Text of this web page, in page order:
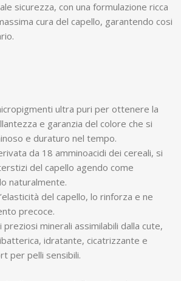
sicurezza, con una formulazione ricca
cura del capello, garantendo cosi
ultra puri per ottenere la
e garanzia del colore che si
e duraturo nel tempo.
da 18 amminoacidi dei cereali, si
del capello agendo come
naturalmente.
del capello, lo rinforza e ne
precoce.
preziosi minerali assimilabili dalla cute,
idratante, cicatrizzante e
per pelli sensibili.